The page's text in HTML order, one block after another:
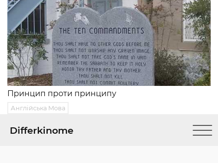
Принцип проти принципу
Англійська Мова
Differkinome